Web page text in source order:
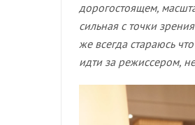
дорогостоящем,
сильная с точки
же всегда стараюсь
идти за режиссером,